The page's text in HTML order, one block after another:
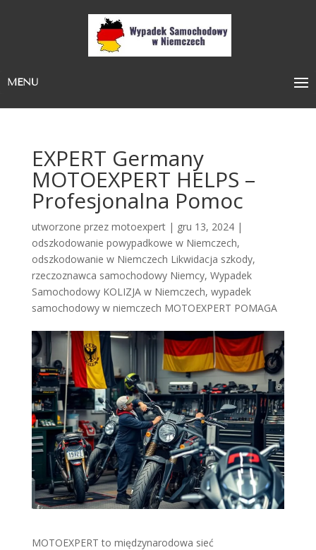
MENU
EXPERT Germany
MOTOEXPERT HELPS –
Profesjonalna Pomoc
utworzone przez motoexpert| gru 13, 2024|
odszkodowanie powypadkowe w Niemczech,
odszkodowanie w Niemczech Likwidacja szkody,
rzeczoznawca samochodowy Niemcy, Wypadek
Samochodowy KOLIZJA w Niemczech, wypadek
samochodowy w niemczech MOTOEXPERT POMAGA
MOTOEXPERT to międzynarodowa sieć